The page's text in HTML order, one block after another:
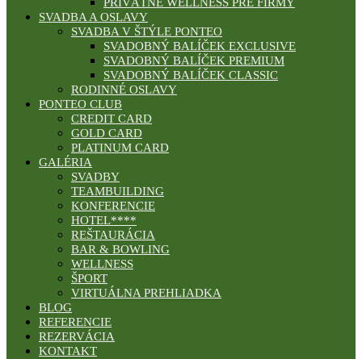
PRIVÁTNE WELLNESS PRE FIRMY
SVADBA A OSLAVY
SVADBA V ŠTÝLE PONTEO
SVADOBNÝ BALÍČEK EXCLUSIVE
SVADOBNÝ BALÍČEK PREMIUM
SVADOBNÝ BALÍČEK CLASSIC
RODINNÉ OSLAVY
PONTEO CLUB
CREDIT CARD
GOLD CARD
PLATINUM CARD
GALÉRIA
SVADBY
TEAMBUILDING
KONFERENCIE
HOTEL****
REŠTAURÁCIA
BAR & BOWLING
WELLNESS
ŠPORT
VIRTUÁLNA PREHLIADKA
BLOG
REFERENCIE
REZERVÁCIA
KONTAKT